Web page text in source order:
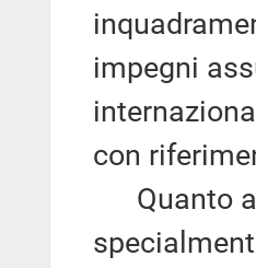
impegni
con
Quanto al